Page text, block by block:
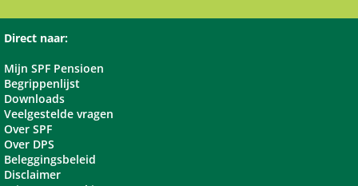
Direct naar:
Mijn SPF Pensioen
Begrippenlijst
Downloads
Veelgestelde vragen
Over SPF
Over DPS
Beleggingsbeleid
Disclaimer